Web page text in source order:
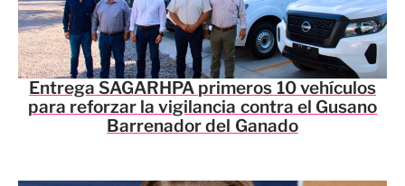
Entrega SAGARHPA primeros 10 vehículos
para reforzar la vigilancia contra el Gusano
Barrenador del Ganado